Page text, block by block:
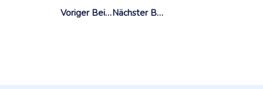
Voriger Beitrag Nächster Beitrag